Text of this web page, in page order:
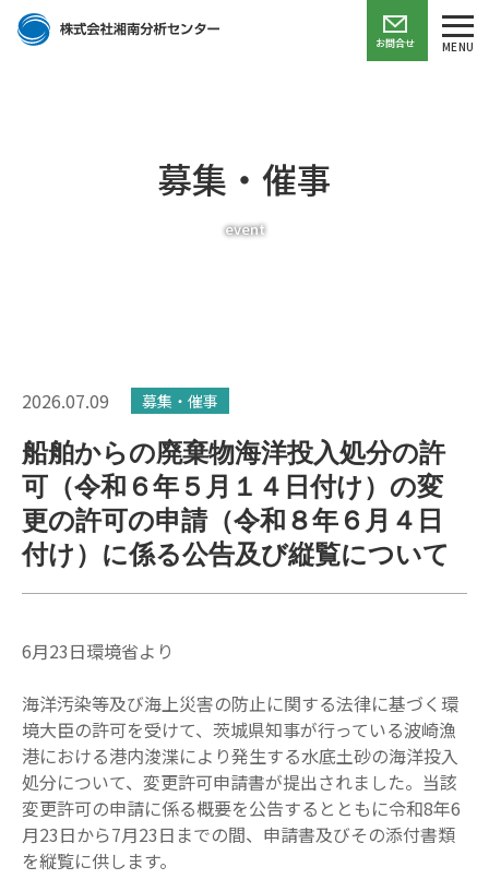
お問合せ MENU
募集・催事
event
2026.07.09 募集・催事
船舶からの廃棄物海洋投入処分の許
可（令和６年５月１４日付け）の変
更の許可の申請（令和８年６月４日
付け）に係る公告及び縦覧について
6月23日環境省より
海洋汚染等及び海上災害の防止に関する法律に基づく環
境大臣の許可を受けて、茨城県知事が行っている波崎漁
港における港内浚渫により発生する水底土砂の海洋投入
処分について、変更許可申請書が提出されました。当該
変更許可の申請に係る概要を公告するとともに令和8年6
月23日から7月23日までの間、申請書及びその添付書類
を縦覧に供します。